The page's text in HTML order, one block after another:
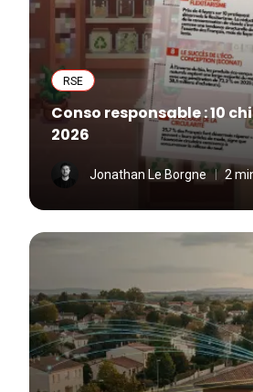
RSE
Conso responsable : 10
2026
Jonathan Le Borgne 2